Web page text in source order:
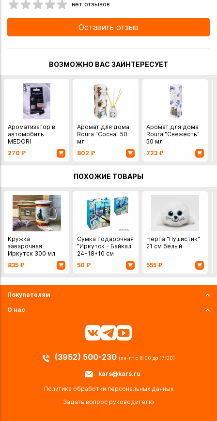
нет отзывов
Оставить отзыв
ВОЗМОЖНО ВАС ЗАИНТЕРЕСУЕТ
Ароматизатор в
автомобиль
MEDORI
"Courchevel" 6 мл
270 ₽
Аромат для дома
Roura "Сосна" 50
мл
802 ₽
Аромат для дома
Roura "Свежесть"
50 мл
723 ₽
ПОХОЖИЕ ТОВАРЫ
Кружка
заварочная
Иркутск 300 мл
835 ₽
Сумка подарочная
"Иркутск - Байкал"
24*18*10 см
50 ₽
Нерпа "Пушистик"
21 см белый
555 ₽
Покупателям
О нас
(3952) 500-230 (пн-пт с 8:00 до 17:00)
kars@kars.ru
Политика обработки персональных данных
Задать вопрос руководителю